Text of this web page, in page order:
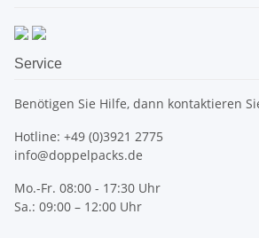
Service
Benötigen Sie Hilfe, dann kontaktieren
Hotline: +49 (0)3921 2775
info@doppelpacks.de
Mo.-Fr. 08:00 - 17:30 Uhr
Sa.: 09:00 – 12:00 Uhr